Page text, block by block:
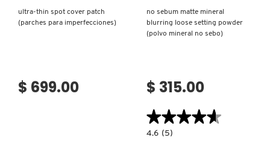
ultra-thin spot cover patch
(parches para imperfecciones)
$ 699.00
no sebum matte mineral
blurring loose setting powder
(polvo mineral no sebo)
$ 315.00
★★★★★
★★★★★
4.6
4.6 (5)